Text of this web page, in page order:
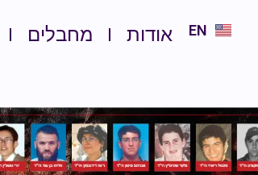
EN אודות מחבלים